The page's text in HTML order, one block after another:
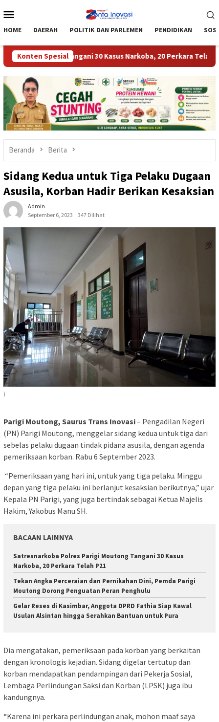
ke
Mobile
HOME DAERAH POLITIK DAN PARLEMEN PENDIDIKAN
Konten Spesial
Tangani 30 Kasus Narkoba, 20 Perkara Telah P21
Beranda Berita
Sidang Kedua untuk Tiga Pelaku Dugaan
Asusila, Korban Hadir Berikan Kesaksian
Admin
September 6, 2023
347 Dilihat
)
Parigi Moutong, Saurus Trans Inovasi– Pengadilan Negeri
(PN) Parigi Moutong, menggelar sidang kedua untuk tiga dari
sebelas pelaku dugaan tindak pidana asusila, dengan agenda
pemeriksaan korban. Rabu 6 September 2023.
“Pemeriksaan yang hari ini, untuk yang tiga pelaku. Minggu
depan yang tiga pelaku ini berlanjut kesaksian berikutnya,” ujar
Kepala PN Parigi, yang juga bertindak sebagai Ketua Majelis
Hakim, Yakobus Manu SH.
BACAAN LAINNYA
Satresnarkoba Polres Parigi Moutong Tangani 30 Kasus
Narkoba, 20 Perkara Telah P21
Tekan Angka Perceraian dan Pernikahan Dini, Pemda Parigi
Moutong Dorong Penguatan Peran Penghulu
Gelar Reses di Kasimbar, Anggota DPRD Fathia Siap Kawal
Usulan Alsintan hingga Serahkan Bantuan untuk Pura
Dia mengatakan, pemeriksaan pada korban yang berkaitan
dengan kronologis kejadian. Sidang digelar tertutup dan
korban mendapatkan pendampingan dari Pekerja Sosial,
Lembaga Perlindungan Saksi dan Korban (LPSK) juga ibu
kandungnya.
“Karena ini perkara perlindungan anak, mohon maaf saya